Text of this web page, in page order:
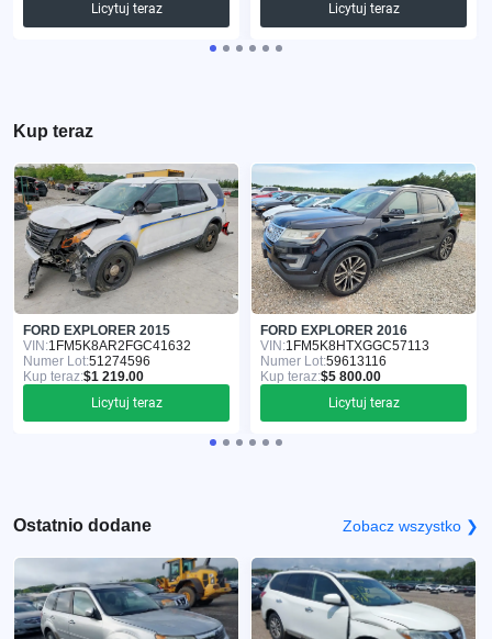
Licytuj teraz
Licytuj teraz
Kup teraz
FORD EXPLORER 2015
VIN:1FM5K8AR2FGC41632
Numer Lot:51274596
Kup teraz:$1 219.00
Licytuj teraz
FORD EXPLORER 2016
VIN:1FM5K8HTXGGC57113
Numer Lot:59613116
Kup teraz:$5 800.00
Licytuj teraz
Ostatnio dodane Zobacz wszystko ❯